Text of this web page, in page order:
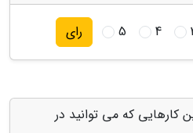
4
5 رای
کارهایی که می توانید در